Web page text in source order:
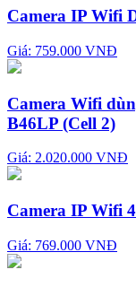
Camera IP Wifi
Giá: 759.000 VNĐ
Camera Wifi
B46LP (Cell 2)
Giá: 2.020.000 VNĐ
Camera IP Wifi
Giá: 769.000 VNĐ